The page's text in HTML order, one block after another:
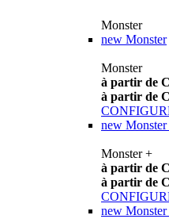
Monster
new Monster
Monster
à partir de
à partir de
new
Monster +
à partir de
à partir de
new